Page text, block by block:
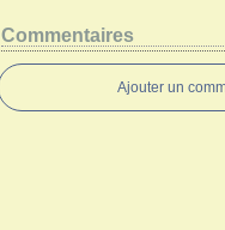
Commentaires
Ajouter un